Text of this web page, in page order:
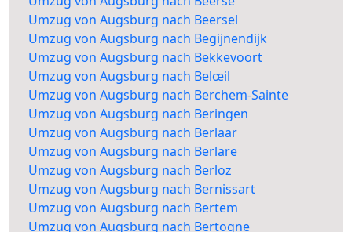
Umzug von Augsburg nach Beersel
Umzug von Augsburg nach Begijnendijk
Umzug von Augsburg nach Bekkevoort
Umzug von Augsburg nach Belœil
Umzug von Augsburg nach Berchem-Sainte
Umzug von Augsburg nach Beringen
Umzug von Augsburg nach Berlaar
Umzug von Augsburg nach Berlare
Umzug von Augsburg nach Berloz
Umzug von Augsburg nach Bernissart
Umzug von Augsburg nach Bertem
Umzug von Augsburg nach Bertogne